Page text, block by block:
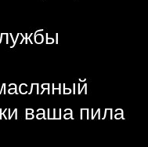
ваша пила